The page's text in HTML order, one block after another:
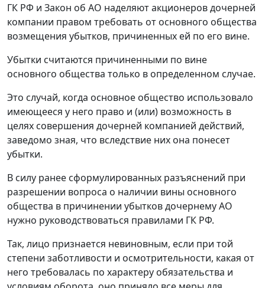
ГК РФ и Закон об АО наделяют акционеров дочерней
компании правом требовать от основного общества
возмещения убытков, причиненных ей по его вине.
Убытки считаются причиненными по вине
основного общества только в определенном случае.
Это случай, когда основное общество использовало
имеющееся у него право и (или) возможность в
целях совершения дочерней компанией действий,
заведомо зная, что вследствие них она понесет
убытки.
В силу ранее сформулированных разъяснений при
разрешении вопроса о наличии вины основного
общества в причинении убытков дочернему АО
нужно руководствоваться правилами ГК РФ.
Так, лицо признается невиновным, если при той
степени заботливости и осмотрительности, какая от
него требовалась по характеру обязательства и